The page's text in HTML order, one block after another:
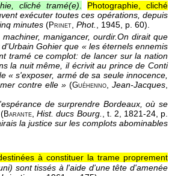
cliché tramé(e).
Photographie, cliché
exécuter toutes ces opérations, depuis
minutes (Prinet, Phot., 1945, p. 60).
machiner, manigancer, ourdir.On dirait que
Gohier que « les éternels ennemis
tramé ce complot: de lancer sur la nation
la nuit même, il écrivit au prince de Conti
« s'exposer, armé de sa seule innocence,
contre elle » (Guéhenno,Jean-Jacques,
de surprendre Bordeaux, où se
(Barante,Hist. ducs Bourg., t. 2, 1821-24, p.
la justice sur les complots abominables
à constituer la trame proprement
sont tissés à l'aide d'une tête d'amenée